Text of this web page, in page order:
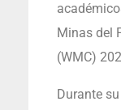
Minas del
(WMC)
Durante